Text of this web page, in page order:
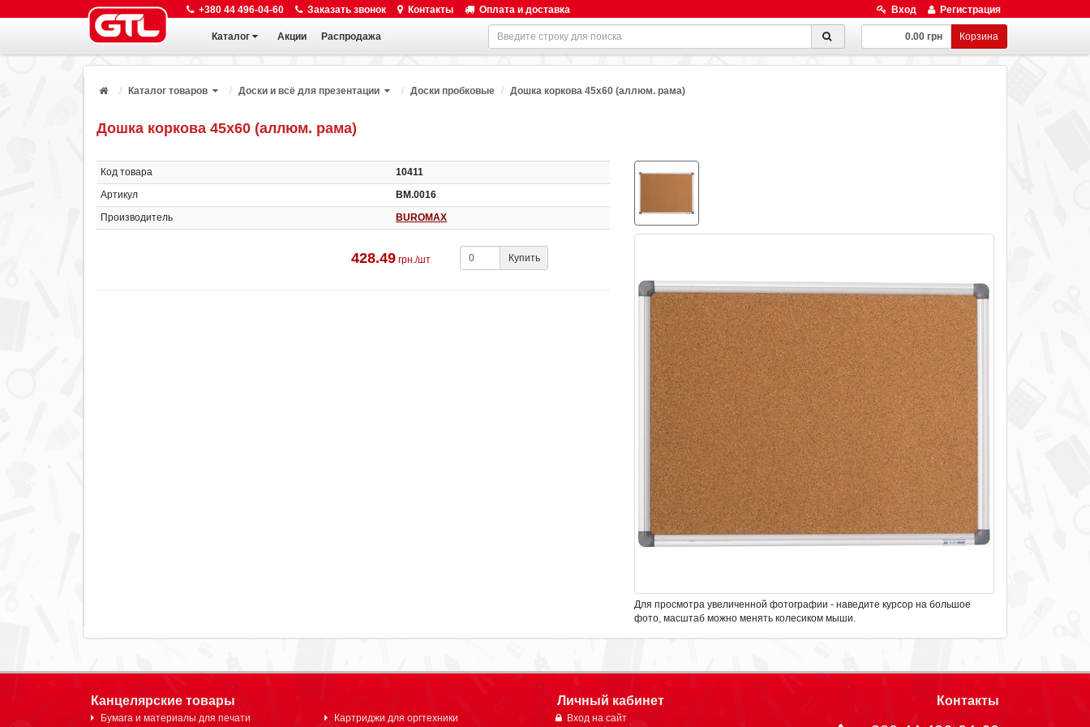
+380 44 496-04-60 Заказать звонок Контакты Оплата и доставка Вход Регистрация
Каталог Акции Распродажа 0.00 грн Корзина
Каталог товаров Доски и всё для презентации Доски пробковые Дошка коркова 45х60 (аллюм. рама)
Дошка коркова 45х60 (аллюм. рама)
Код товара
10411
Артикул
ВМ.0016
Производитель
BUROMAX
428.49 грн./шт Купить
Для просмотра увеличенной фотографии - наведите курсор на большое
фото, масштаб можно менять колесиком мыши.
Канцелярские товары
Бумага и материалы для печати
Картриджи для оргтехники
Личный кабинет
Вход на сайт
Контакты